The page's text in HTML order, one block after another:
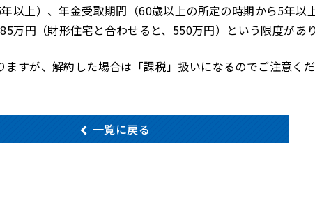
以上）、年金受取期間（60歳以上の所定の時期から5年以
万円（財形住宅と合わせると、550万円）という限度があり
すが、解約した場合は「課税」扱いになるのでご注意くだ
一覧に戻る